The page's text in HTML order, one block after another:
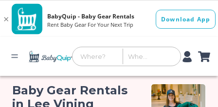
Baby Gear Rentals
in Lee Vining